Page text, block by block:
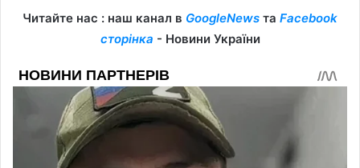
Читайте нас : наш канал в GoogleNews та Facebook
сторінка - Новини України